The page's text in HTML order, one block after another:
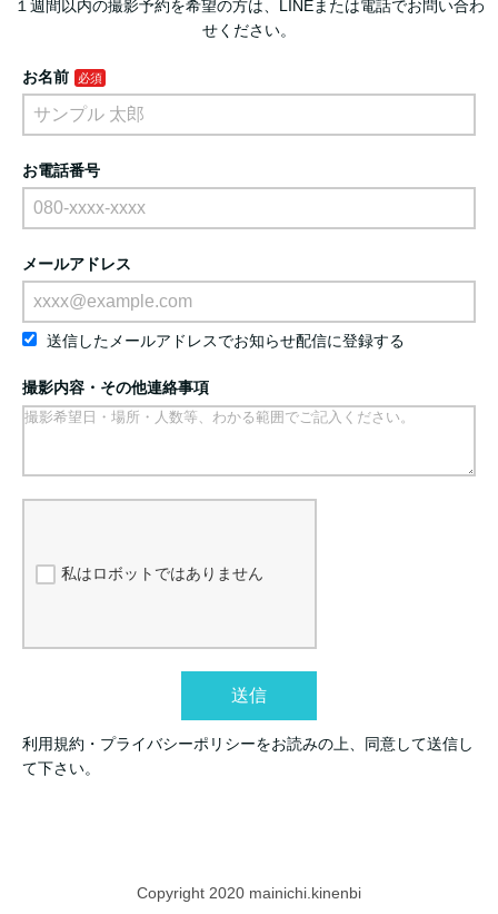
１週間以内の撮影予約を希望の方は、LINEまたは電話でお問い合わ
せください。
お名前
お電話番号
メールアドレス
送信したメールアドレスでお知らせ配信に登録する
撮影内容・その他連絡事項
私はロボットではありません
送信
利用規約・プライバシーポリシーをお読みの上、同意して送信し
て下さい。
Copyright 2020 mainichi.kinenbi